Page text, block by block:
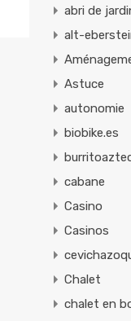
abri de
alt-
Astuce
autonomie
biobike.es
cabane
Casino
Casinos
Chalet
chalet en